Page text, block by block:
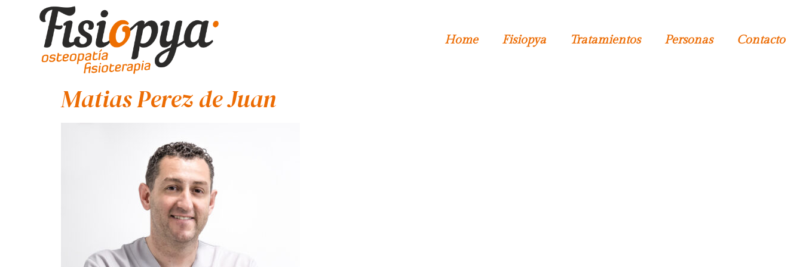
Home Fisiopya Tratamientos Personas Contacto
Matias Perez de Juan